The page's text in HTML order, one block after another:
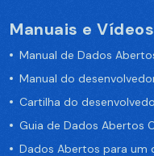
Manuais e Vídeos
Manual de Dados
Manual do
Cartilha do
Guia de Dados Abertos
Dados Abertos para um